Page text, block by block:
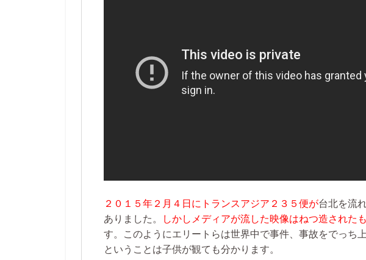
２０１５年２月４日にトランスアジア２３５便が台北を流
ありました。
しかしメディアが流した映像はねつ造された
す。このようにエリートらは世界中で事件、事故をでっち
ということは子供が観ても分かります。